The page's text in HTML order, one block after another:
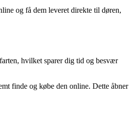
og få dem leveret direkte til døren,
hvilket sparer dig tid og besvær
finde og købe den online. Dette åbner